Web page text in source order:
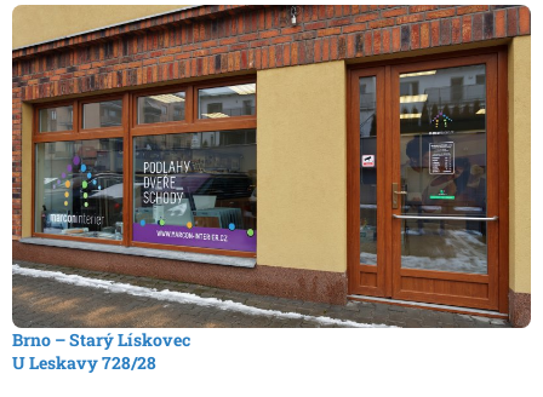
Brno – Starý Lískovec
U Leskavy 728/28